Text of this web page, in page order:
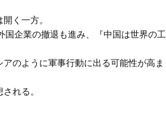
く一方。
国企業の撤退も進み、『中国は世界の工
のように軍事行動に出る可能性が高ま
れる。